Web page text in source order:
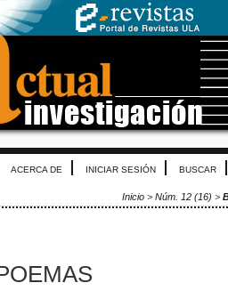
ACERCA DE INICIAR SESIÓN BUSCAR
Inicio> Núm. 12 (16) >